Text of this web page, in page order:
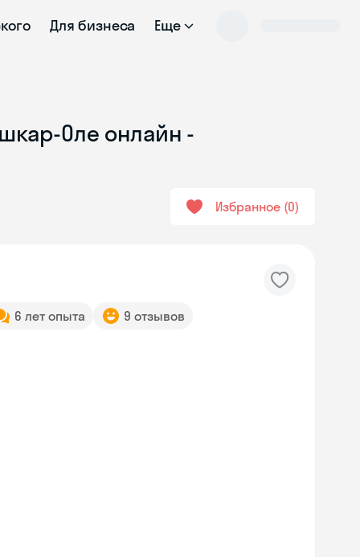
Для бизнеса Еще
Оле онлайн -
Избранное 0
6 лет опыта 9 отзывов